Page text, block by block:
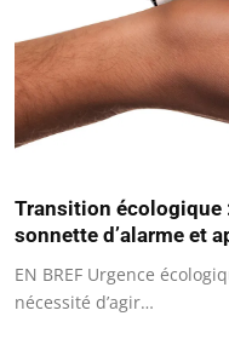
Transition écologique
sonnette d’alarme et
EN BREF Urgence
nécessité d’agir…